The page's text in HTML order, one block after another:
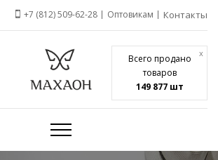
Всего продано
товаров
149 877 шт
x
+7 (812) 509-62-28 Оптовикам Контакты